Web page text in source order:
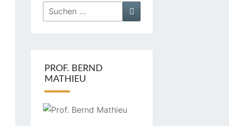
Suchen
nach:
PROF. BERND
MATHIEU